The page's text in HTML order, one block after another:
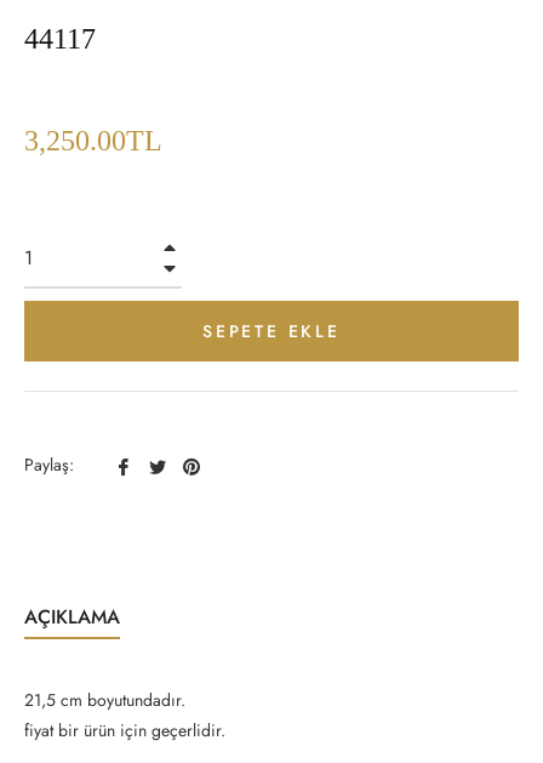
44117
Fiyat
3,250.00TL
SEPETE EKLE
Paylaş:
Facebook
TwitterPinterest
AÇIKLAMA
21,5 cm boyutundadır.
fiyat bir ürün için geçerlidir.